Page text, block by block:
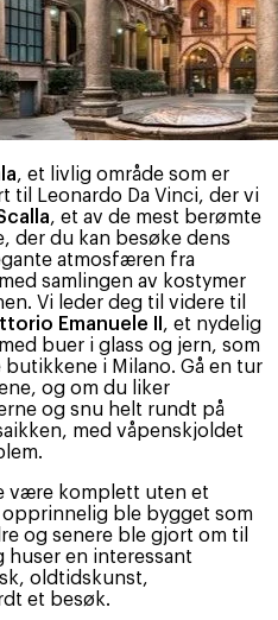
, et livlig område som er
til Leonardo Da Vinci, der vi
, et av de mest berømte
der du kan besøke dens
atmosfæren fra
samlingen av kostymer
Vi leder deg til videre til
Emanuele II , et nydelig
buer i glass og jern, som
i Milano. Gå en tur
og om du liker
og snu helt rundt på
med våpenskjoldet
være komplett uten et
opprinnelig ble bygget som
og senere ble gjort om til
huser en interessant
oldtidskunst,
et besøk.